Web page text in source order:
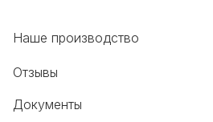
Наше производство
Отзывы
Документы